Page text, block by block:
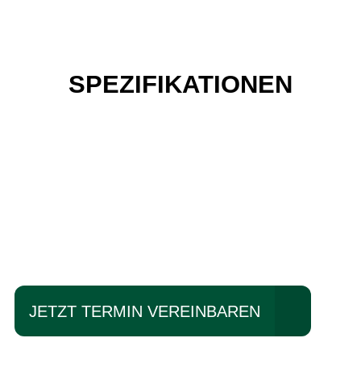
SPEZIFIKATIONEN
JETZT TERMIN VEREINBAREN